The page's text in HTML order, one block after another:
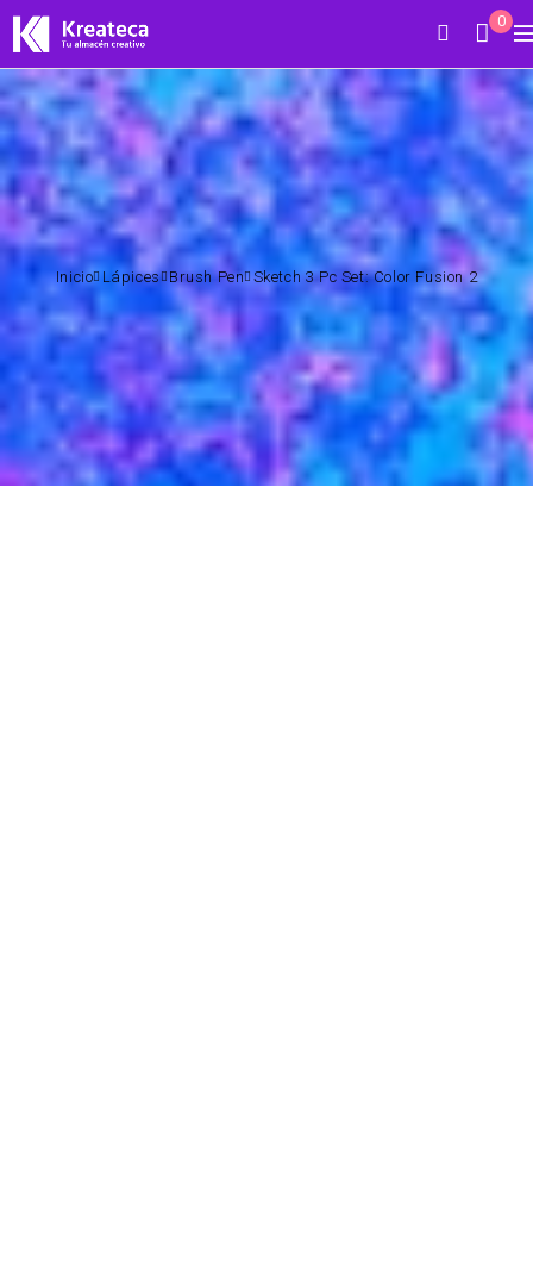
0
Inicio Lápices Brush Pen Sketch 3 Pc Set: Color Fusion 2